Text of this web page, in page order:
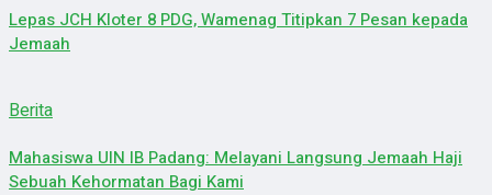
Lepas JCH Kloter 8 PDG, Wamenag Titipkan 7 Pesan kepada
Jemaah
Berita
Mahasiswa UIN IB Padang: Melayani Langsung Jemaah Haji
Sebuah Kehormatan Bagi Kami